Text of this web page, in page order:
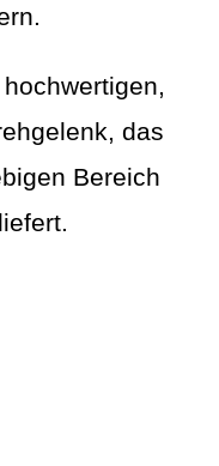
das
Bereich